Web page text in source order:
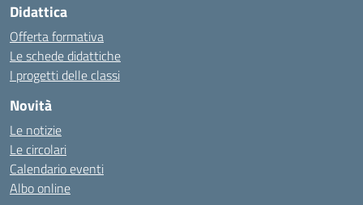
Didattica
Offerta formativa
Le schede didattiche
I progetti delle classi
Novità
Le notizie
Le circolari
Calendario eventi
Albo online